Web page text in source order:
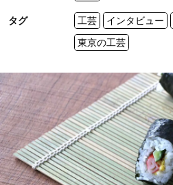
タグ 工芸 インタビュー
東京の工芸